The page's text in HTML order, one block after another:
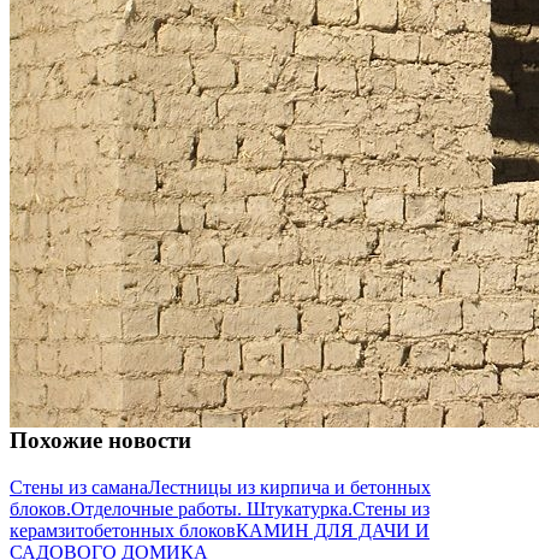
Похожие новости
Стены из саманаЛестницы из кирпича и бетонных
блоков.Отделочные работы. Штукатурка.Стены из
керамзитобетонных блоковКАМИН ДЛЯ ДАЧИ И
САДОВОГО ДОМИКА